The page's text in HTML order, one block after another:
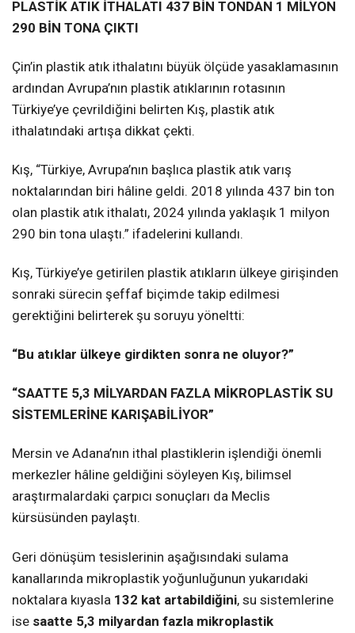
PLASTİK ATIK İTHALATI 437 BİN TONDAN 1 MİLYON
290 BİN TONA ÇIKTI
Çin’in plastik atık ithalatını büyük ölçüde yasaklamasının
ardından Avrupa’nın plastik atıklarının rotasının
Türkiye’ye çevrildiğini belirten Kış, plastik atık
ithalatındaki artışa dikkat çekti.
Kış, “Türkiye, Avrupa’nın başlıca plastik atık varış
noktalarından biri hâline geldi. 2018 yılında 437 bin ton
olan plastik atık ithalatı, 2024 yılında yaklaşık 1 milyon
290 bin tona ulaştı.” ifadelerini kullandı.
Kış, Türkiye’ye getirilen plastik atıkların ülkeye girişinden
sonraki sürecin şeffaf biçimde takip edilmesi
gerektiğini belirterek şu soruyu yöneltti:
“Bu atıklar ülkeye girdikten sonra ne oluyor?”
“SAATTE 5,3 MİLYARDAN FAZLA MİKROPLASTİK SU
SİSTEMLERİNE KARIŞABİLİYOR”
Mersin ve Adana’nın ithal plastiklerin işlendiği önemli
merkezler hâline geldiğini söyleyen Kış, bilimsel
araştırmalardaki çarpıcı sonuçları da Meclis
kürsüsünden paylaştı.
Geri dönüşüm tesislerinin aşağısındaki sulama
kanallarında mikroplastik yoğunluğunun yukarıdaki
noktalara kıyasla 132 kat artabildiğini, su sistemlerine
ise saatte 5,3 milyardan fazla mikroplastik